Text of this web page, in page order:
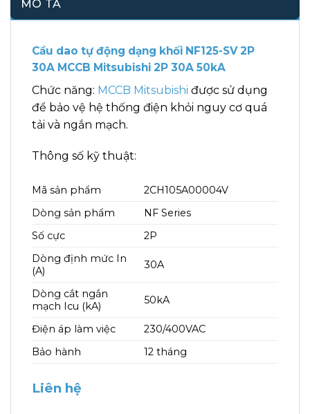
MÔ TẢ
Cầu dao tự động dạng khối NF125-SV 2P
30A MCCB Mitsubishi 2P 30A 50kA
Chức năng: MCCB Mitsubishi được sử dụng
để bảo vệ hệ thống điện khỏi nguy cơ quá
tải và ngắn mạch.
Thông số kỹ thuật:
Mã sản phẩm
2CH105A00004V
Dòng sản phẩm
NF Series
Số cực
2P
Dòng định mức In
(A)
30A
Dòng cắt ngắn
mạch Icu (kA)
50kA
Điện áp làm việc
230/400VAC
Bảo hành
12 tháng
Liên hệ